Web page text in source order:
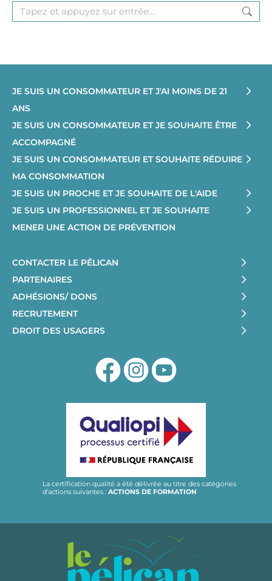
Recherche
JE SUIS UN CONSOMMATEUR ET J'AI MOINS DE 21
ANS
JE SUIS UN CONSOMMATEUR ET JE SOUHAITE ÊTRE
ACCOMPAGNÉ
JE SUIS UN CONSOMMATEUR ET SOUHAITE RÉDUIRE
MA CONSOMMATION
JE SUIS UN PROCHE ET JE SOUHAITE DE L'AIDE
JE SUIS UN PROFESSIONNEL ET JE SOUHAITE
MENER UNE ACTION DE PRÉVENTION
CONTACTER LE PÉLICAN
PARTENAIRES
ADHÉSIONS/ DONS
RECRUTEMENT
DROIT DES USAGERS
La certification qualité a été délivrée au titre des catégories
d'actions suivantes : ACTIONS DE FORMATION